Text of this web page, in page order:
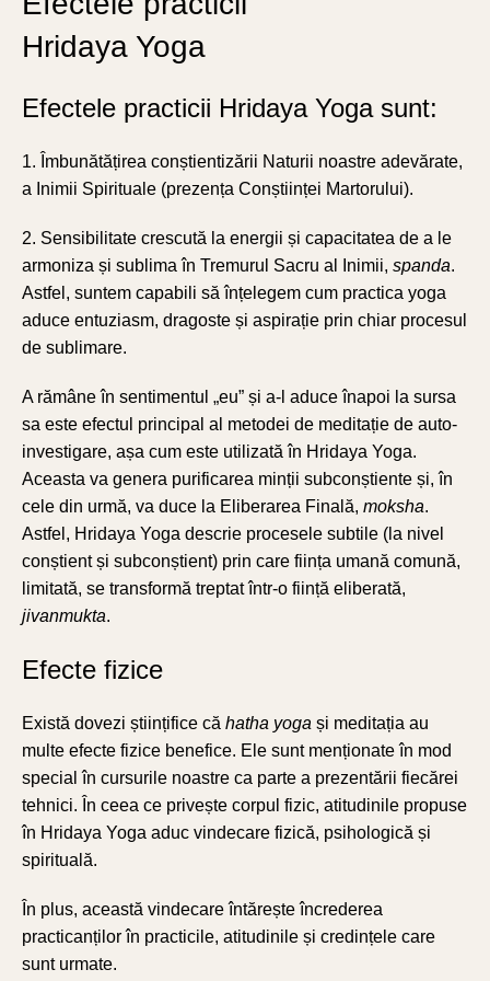
Hridaya Yoga
Efectele practicii Hridaya Yoga sunt:
1. Îmbunătățirea conștientizării Naturii noastre adevărate,
a Inimii Spirituale (prezența Conștiinței Martorului).
2. Sensibilitate crescută la energii și capacitatea de a le
armoniza și sublima în Tremurul Sacru al Inimii, spanda.
Astfel, suntem capabili să înțelegem cum practica yoga
aduce entuziasm, dragoste și aspirație prin chiar procesul
de sublimare.
A rămâne în sentimentul „eu” și a-l aduce înapoi la sursa
sa este efectul principal al metodei de meditație de auto-
investigare, așa cum este utilizată în Hridaya Yoga.
Aceasta va genera purificarea minții subconștiente și, în
cele din urmă, va duce la Eliberarea Finală, moksha.
Astfel, Hridaya Yoga descrie procesele subtile (la nivel
conștient și subconștient) prin care ființa umană comună,
limitată, se transformă treptat într-o ființă eliberată,
jivanmukta.
Efecte fizice
Există dovezi științifice că hatha yoga și meditația au
multe efecte fizice benefice. Ele sunt menționate în mod
special în cursurile noastre ca parte a prezentării fiecărei
tehnici. În ceea ce privește corpul fizic, atitudinile propuse
în Hridaya Yoga aduc vindecare fizică, psihologică și
spirituală.
În plus, această vindecare întărește încrederea
practicanților în practicile, atitudinile și credințele care
sunt urmate.